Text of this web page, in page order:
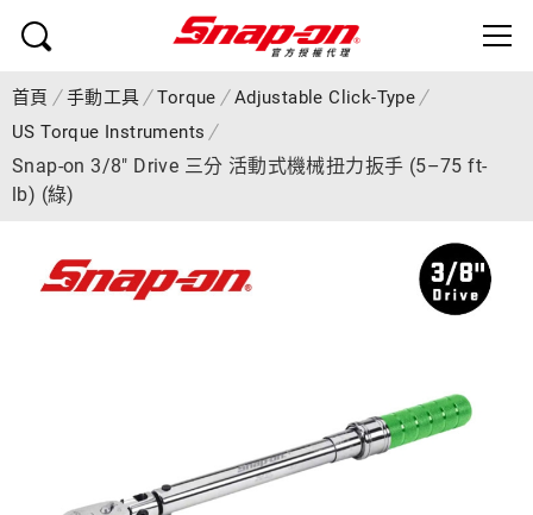
首頁 手動工具 Torque
Adjustable Click-Type
US Torque Instruments
Snap-on 3/8" Drive 三分 活動式機械扭力扳手 (5–75 ft-
lb) (綠)